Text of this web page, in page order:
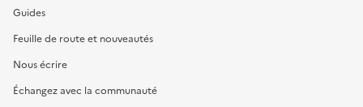
Guides
Feuille de route et nouveautés
Nous écrire
Échangez avec la communauté